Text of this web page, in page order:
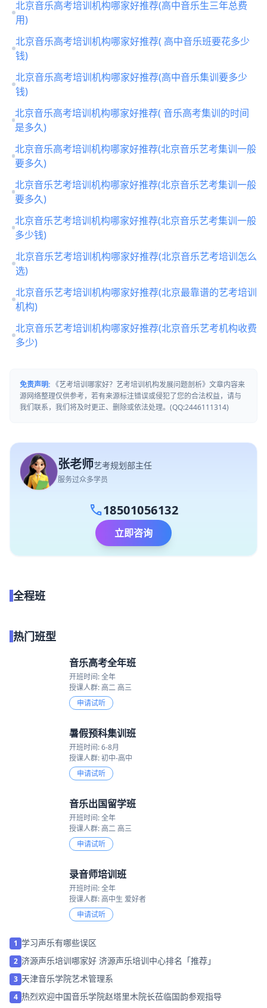
北京音乐高考培训机构哪家好推荐(高中音乐生三年总费
用)
北京音乐高考培训机构哪家好推荐( 高中音乐班要花多少
钱)
北京音乐高考培训机构哪家好推荐(高中音乐集训要多少
钱)
北京音乐高考培训机构哪家好推荐( 音乐高考集训的时间
是多久)
北京音乐高考培训机构哪家好推荐(北京音乐艺考集训一般
要多久)
北京音乐艺考培训机构哪家好推荐(北京音乐艺考集训一般
要多久)
北京音乐艺考培训机构哪家好推荐(北京音乐艺考集训一般
多少钱)
北京音乐艺考培训机构哪家好推荐(北京音乐艺考培训怎么
选)
北京音乐艺考培训机构哪家好推荐(北京最靠谱的艺考培训
机构)
北京音乐艺考培训机构哪家好推荐(北京音乐艺考机构收费
多少)
免责声明: 《艺考培训哪家好？艺考培训机构发展问题剖析》文章内容来
源网络整理仅供参考，若有来源标注错误或侵犯了您的合法权益，请与
我们联系，我们将及时更正、删除或依法处理。(QQ:2446111314)
张老师艺考规划部主任
服务过众多学员
call18501056132
立即咨询
全程班
热门班型
音乐高考全年班
开班时间: 全年
授课人群: 高二 高三
申请试听
暑假预科集训班
开班时间: 6-8月
授课人群: 初中-高中
申请试听
音乐出国留学班
开班时间: 全年
授课人群: 高二 高三
申请试听
录音师培训班
开班时间: 全年
授课人群: 高中生 爱好者
申请试听
1 学习声乐有哪些误区
2 济源声乐培训哪家好 济源声乐培训中心排名「推荐」
3 天津音乐学院艺术管理系
4 热烈欢迎中国音乐学院赵塔里木院长莅临国韵参观指导